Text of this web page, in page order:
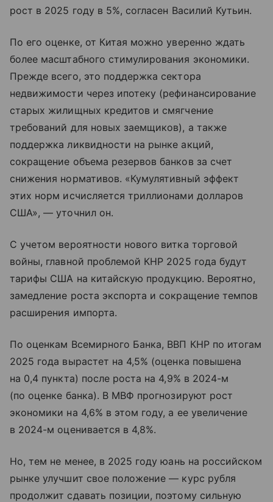
рост в 2025 году в 5%, согласен Василий Кутьин.
По его оценке, от Китая можно уверенно ждать
более масштабного стимулирования экономики.
Прежде всего, это поддержка сектора
недвижимости через ипотеку (рефинансирование
старых жилищных кредитов и смягчение
требований для новых заемщиков), а также
поддержка ликвидности на рынке акций,
сокращение объема резервов банков за счет
снижения нормативов. «Кумулятивный эффект
этих норм исчисляется триллионами долларов
США», — уточнил он.
С учетом вероятности нового витка торговой
войны, главной проблемой КНР 2025 года будут
тарифы США на китайскую продукцию. Вероятно,
замедление роста экспорта и сокращение темпов
расширения импорта.
По оценкам Всемирного Банка, ВВП КНР по итогам
2025 года вырастет на 4,5% (оценка повышена
на 0,4 пункта) после роста на 4,9% в 2024-м
(по оценке банка). В МВФ прогнозируют рост
экономики на 4,6% в этом году, а ее увеличение
в 2024-м оценивается в 4,8%.
Но, тем не менее, в 2025 году юань на российском
рынке улучшит свое положение — курс рубля
продолжит сдавать позиции, поэтому сильную